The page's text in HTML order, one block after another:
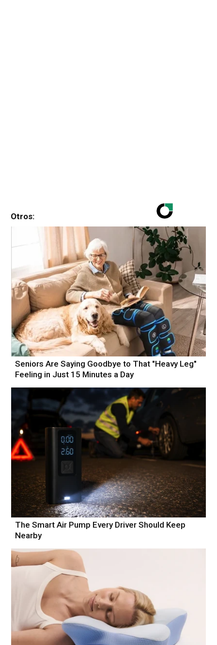
Otros:
Seniors Are Saying Goodbye to That "Heavy Leg"
Feeling in Just 15 Minutes a Day
The Smart Air Pump Every Driver Should Keep
Nearby